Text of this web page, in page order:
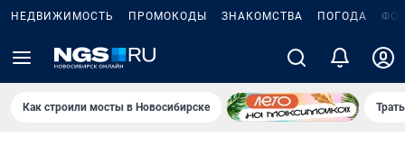
НЕДВИЖИМОСТЬ ПРОМОКОДЫ ЗНАКОМСТВА ПОГОДА
Как строили мосты в Новосибирске